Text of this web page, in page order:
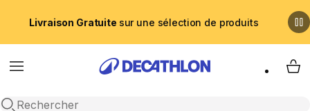
Livraison Gratuite sur une sélection de produits
Menu
Recherche ouverte
My